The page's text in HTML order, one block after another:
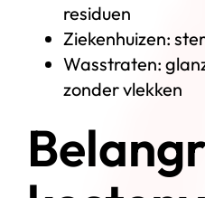
residuen
Ziekenhuizen:
Wasstraten:
zonder vlekken